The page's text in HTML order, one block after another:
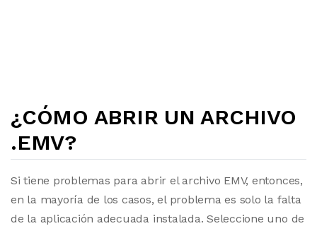
¿CÓMO ABRIR UN ARCHIVO
.EMV?
Si tiene problemas para abrir el archivo EMV, entonces,
en la mayoría de los casos, el problema es solo la falta
de la aplicación adecuada instalada. Seleccione uno de